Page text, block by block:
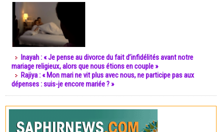
Inayah : « Je pense au divorce du fait d’infidélités avant notre
mariage religieux, alors que nous étions en couple »
Rajiya : « Mon mari ne vit plus avec nous, ne participe pas aux
dépenses : suis-je encore mariée ? »